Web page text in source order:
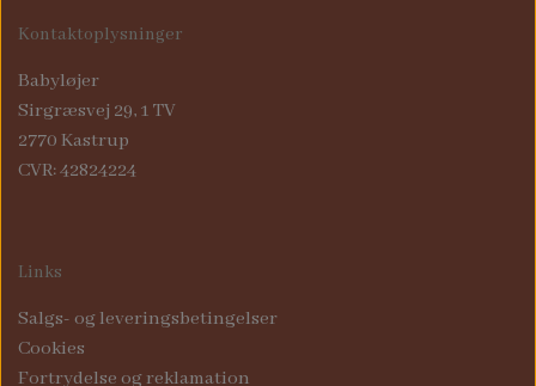
Kontaktoplysninger
Babyløjer
Sirgræsvej 29, 1 TV
2770 Kastrup
CVR: 42824224
Links
Salgs- og leveringsbetingelser
Cookies
Fortrydelse og reklamation